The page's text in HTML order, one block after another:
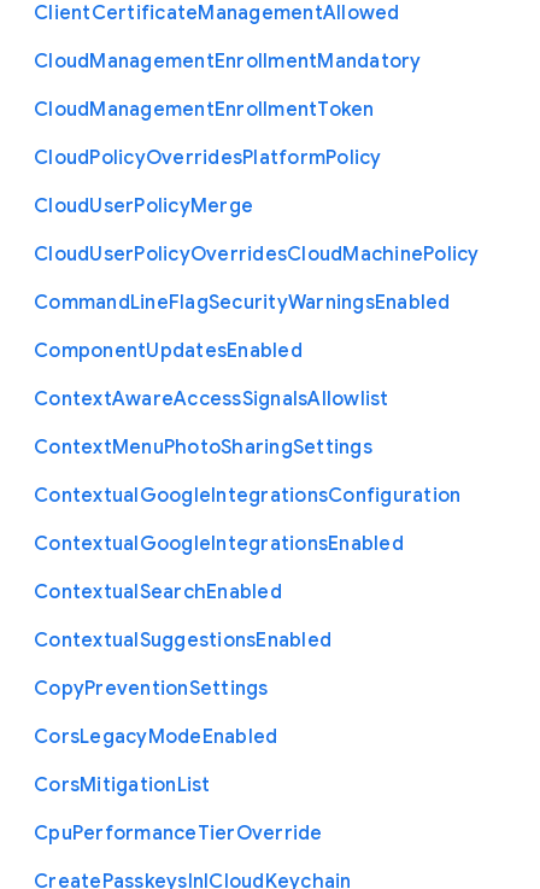
ClientCertificateManagementAllowed
CloudManagementEnrollmentMandatory
CloudManagementEnrollmentToken
CloudPolicyOverridesPlatformPolicy
CloudUserPolicyMerge
CloudUserPolicyOverridesCloudMachinePolicy
CommandLineFlagSecurityWarningsEnabled
ComponentUpdatesEnabled
ContextAwareAccessSignalsAllowlist
ContextMenuPhotoSharingSettings
ContextualGoogleIntegrationsConfiguration
ContextualGoogleIntegrationsEnabled
ContextualSearchEnabled
ContextualSuggestionsEnabled
CopyPreventionSettings
CorsLegacyModeEnabled
CorsMitigationList
CpuPerformanceTierOverride
CreatePasskeysInICloudKeychain